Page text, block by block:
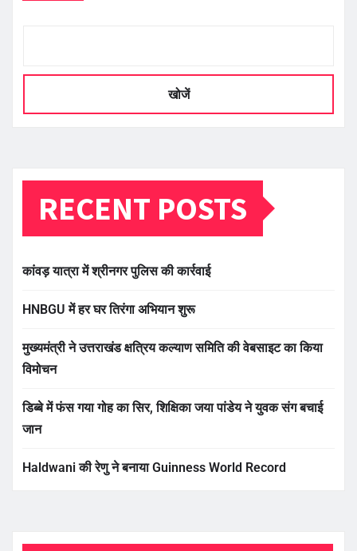
खोजें
RECENT POSTS
कांवड़ यात्रा में श्रीनगर पुलिस की कार्रवाई
HNBGU में हर घर तिरंगा अभियान शुरू
मुख्यमंत्री ने उत्तराखंड क्षत्रिय कल्याण समिति की वेबसाइट का किया
विमोचन
डिब्बे में फंस गया गोह का सिर, शिक्षिका जया पांडेय ने युवक संग बचाई
जान
Haldwani की रेणु ने बनाया Guinness World Record